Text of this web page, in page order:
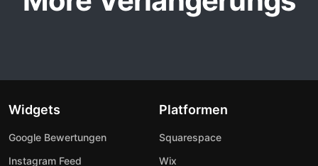
Widgets
Google Bewertungen
Instagram Feed
Platformen
Squarespace
Wix